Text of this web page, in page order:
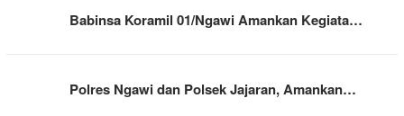
Babinsa Koramil 01/Ngawi Amankan Kegiata…
Polres Ngawi dan Polsek Jajaran, Amankan…